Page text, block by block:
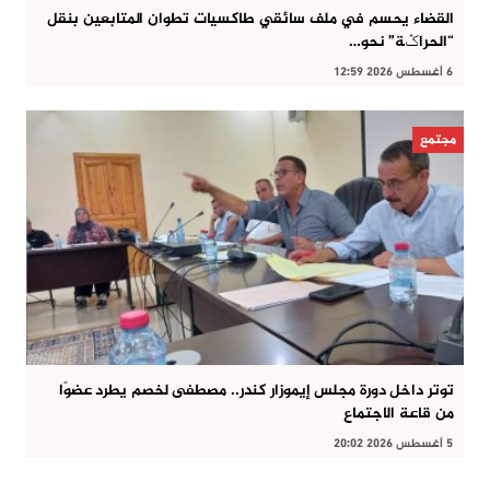
القضاء يحسم في ملف سائقي طاكسيات تطوان المتابعين بنقل
“الحراݣة” نحو…
6 أغسطس 2026 12:59
مجتمع
توتر داخل دورة مجلس إيموزار كندر.. مصطفى لخصم يطرد عضوًا
من قاعة الاجتماع
5 أغسطس 2026 20:02